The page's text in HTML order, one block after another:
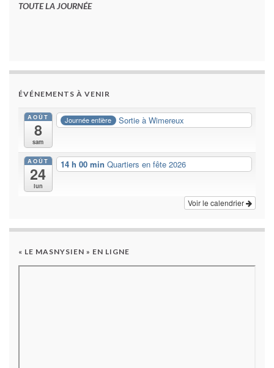
TOUTE LA JOURNÉE
ÉVÉNEMENTS À VENIR
AOÛT
8
sam
Journée entière Sortie à Wimereux
AOÛT
24
lun
14 h 00 min Quartiers en fête 2026
Voir le calendrier
« LE MASNYSIEN » EN LIGNE